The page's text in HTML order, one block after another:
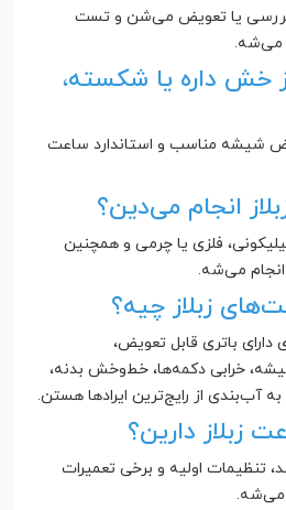
بررسی یا تعویض می‌شن و تست
می‌شه.
خش داره یا شکسته،
شیشه مناسب و استاندارد ساعت
انجام می‌دین؟
فلزی یا چرمی و همچنین
انجام می‌شه.
زبلاز چیه؟
باتری قابل تعویض،
خرابی دکمه‌ها، خط‌وخش بدنه،
آب‌بندی از رایج‌ترین ایرادها هستن.
زبلاز دارین؟
تنظیمات اولیه و برخی تعمیرات
می‌شه.